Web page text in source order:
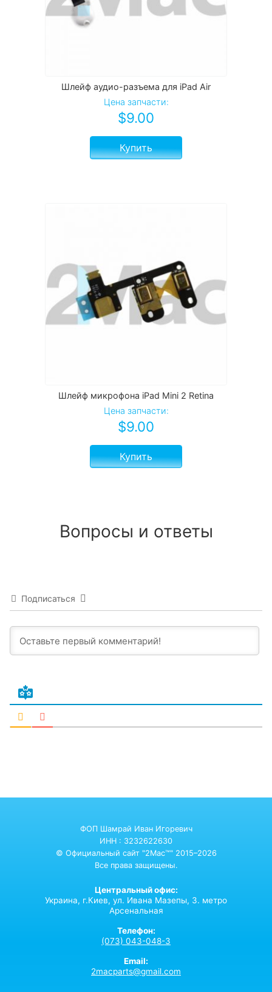
Шлейф аудио-разъема для iPad Air
Цена запчасти:
$9.00
Купить
Шлейф микрофона iPad Mini 2 Retina
Цена запчасти:
$9.00
Купить
Вопросы и ответы
Подписаться
ФОП Шамрай Иван Игоревич
ИНН : 3232622630
© Официальный сайт "2Mac™" 2015–2026
Все права защищены.
Центральный офис:
Украина, г.Киев, ул. Ивана Мазепы, 3. метро
Арсенальная
Телефон:
(073) 043-048-3
Email:
2macparts@gmail.com